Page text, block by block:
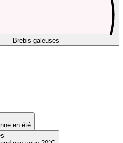
Brebis galeuses
en été